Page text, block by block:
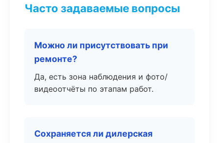
Часто задаваемые вопросы
Можно ли присутствовать при
ремонте?
Да, есть зона наблюдения и фото/
видеоотчёты по этапам работ.
Сохраняется ли дилерская